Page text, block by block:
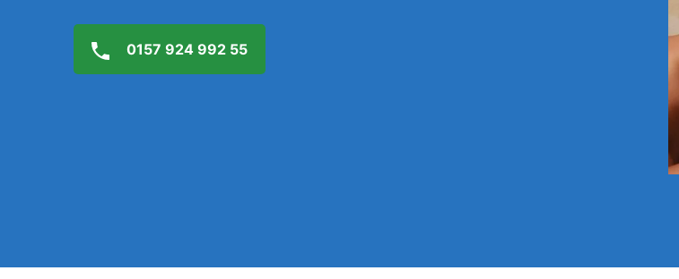
0157 924 992 55